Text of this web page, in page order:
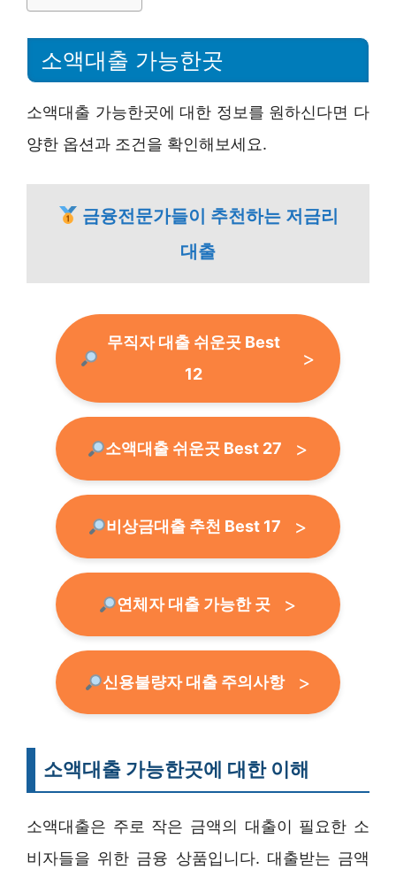
소액대출 가능한곳
소액대출 가능한곳에 대한 정보를 원하신다면 다
양한 옵션과 조건을 확인해보세요.
금융전문가들이 추천하는 저금리
대출
무직자 대출 쉬운곳 Best
12
소액대출 쉬운곳 Best 27
비상금대출 추천 Best 17
연체자 대출 가능한 곳
신용불량자 대출 주의사항
소액대출 가능한곳에 대한 이해
소액대출은 주로 작은 금액의 대출이 필요한 소
비자들을 위한 금융 상품입니다. 대출받는 금액